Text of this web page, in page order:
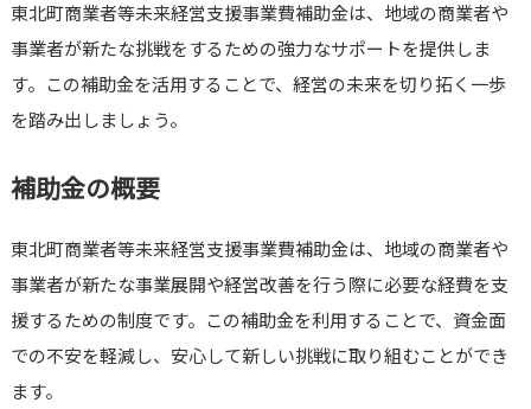
東北町商業者等未来経営支援事業費補助金は、地域の商業者や
事業者が新たな挑戦をするための強力なサポートを提供しま
す。この補助金を活用することで、経営の未来を切り拓く一歩
を踏み出しましょう。
補助金の概要
東北町商業者等未来経営支援事業費補助金は、地域の商業者や
事業者が新たな事業展開や経営改善を行う際に必要な経費を支
援するための制度です。この補助金を利用することで、資金面
での不安を軽減し、安心して新しい挑戦に取り組むことができ
ます。